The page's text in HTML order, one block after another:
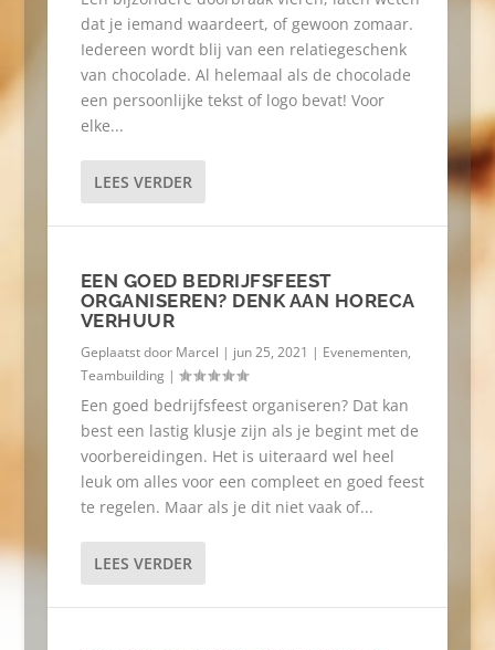
dat je iemand waardeert, of gewoon zomaar.
Iedereen wordt blij van een relatiegeschenk
van chocolade. Al helemaal als de chocolade
een persoonlijke tekst of logo bevat! Voor
elke...
LEES VERDER
EEN GOED BEDRIJFSFEEST
ORGANISEREN? DENK AAN HORECA
VERHUUR
Geplaatst door Marcel | jun 25, 2021 | Evenementen,
Teambuilding|
Een goed bedrijfsfeest organiseren? Dat kan
best een lastig klusje zijn als je begint met de
voorbereidingen. Het is uiteraard wel heel
leuk om alles voor een compleet en goed feest
te regelen. Maar als je dit niet vaak of...
LEES VERDER